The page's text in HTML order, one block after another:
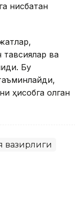
нисбатан
ва
Бу
ҳисобга олган
вазирлиги